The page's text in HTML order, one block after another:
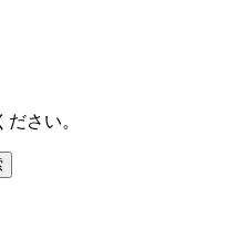
さい。